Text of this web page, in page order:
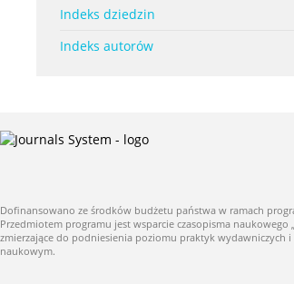
Indeks dziedzin
Indeks autorów
Dofinansowano ze środków budżetu państwa w ramach
Przedmiotem programu jest wsparcie czasopisma
zmierzające do podniesienia poziomu praktyk wydawniczych
naukowym.